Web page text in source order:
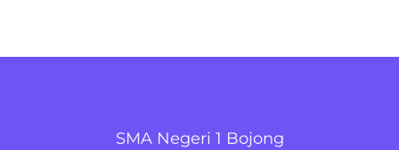
SMA Negeri 1 Bojong